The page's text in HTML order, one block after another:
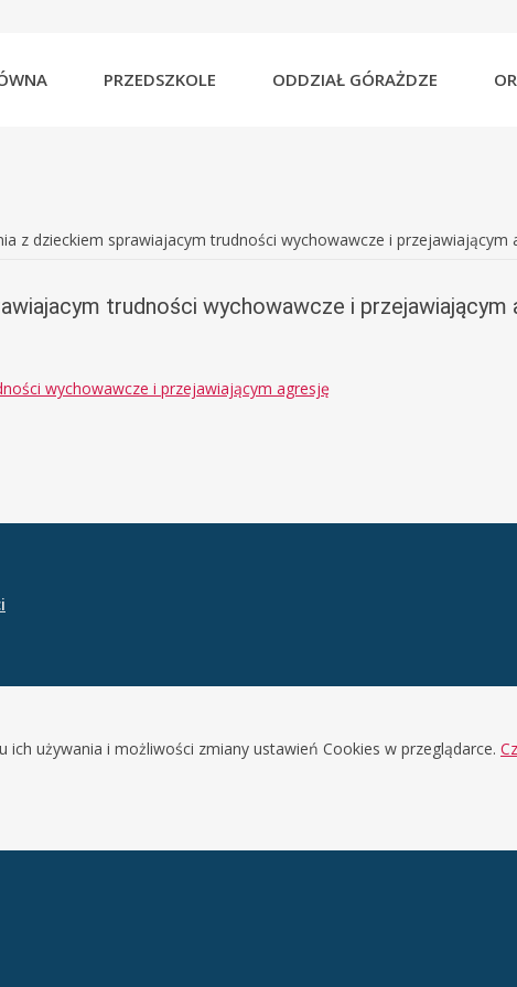
PRZEDSZKOLE ODDZIAŁ GÓRAŻDZE
z dzieckiem sprawiajacym trudności wychowawcze i przejawiającym
trudności wychowawcze i przejawiającym
wychowawcze i przejawiającym agresję
używania i możliwości zmiany ustawień Cookies w przeglądarce.